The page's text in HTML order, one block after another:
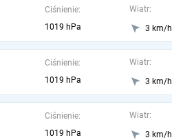
Ciśnienie:
1019 hPa
Wiatr:
3 km/h
Ciśnienie:
1019 hPa
Wiatr:
3 km/h
Ciśnienie:
1019 hPa
Wiatr:
3 km/h